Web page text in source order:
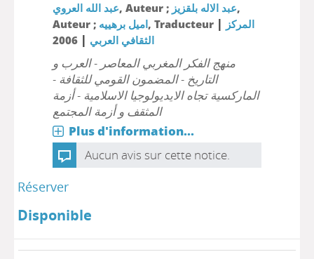
عبد الله العروي, Auteur ; عبد الاله بلقزيز,
Auteur ; اميل برهييه, Traducteur | المركز
الثقافي العربي |
2006
منهج الفكر المغربي المعاصر - العرب و
التاريخ - المضمون القومي للثقافة -
الماركسية تجاه الايديولوجيا الاسلامية - أزمة
المثقف و أزمة المجتمع
Plus d'information...
Aucun avis sur cette notice.
Réserver
Disponible